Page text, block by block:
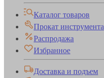
Каталог товаров
Прокат инструмента
Распродажа
Избранное
Доставка и подъем